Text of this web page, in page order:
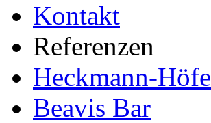
Kontakt
Referenzen
Heckmann-Höfe
Beavis Bar